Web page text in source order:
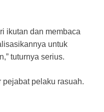
ikutan dan membaca
untuk
tuturnya serius.
pelaku rasuah.